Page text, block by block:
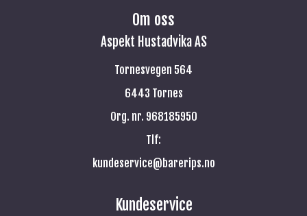
Om oss
Aspekt Hustadvika AS
Tornesvegen 564
6443 Tornes
Org. nr. 968185950
Tlf:
kundeservice@barerips.no
Kundeservice